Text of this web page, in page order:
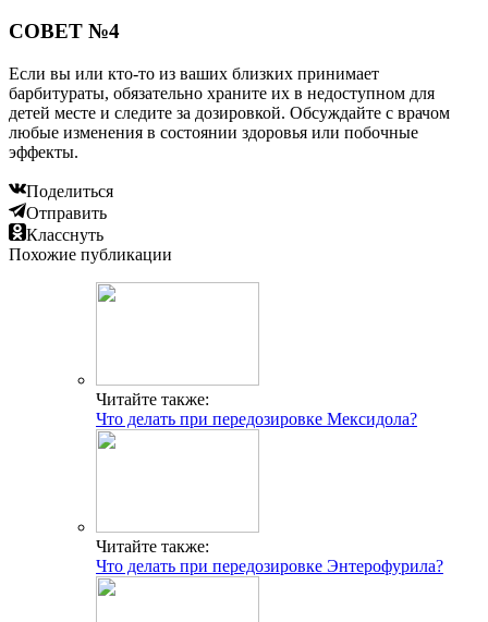
СОВЕТ №4
Если вы или кто-то из ваших близких принимает
барбитураты, обязательно храните их в недоступном для
детей месте и следите за дозировкой. Обсуждайте с врачом
любые изменения в состоянии здоровья или побочные
эффекты.
Поделиться
Отправить
Класснуть
Похожие публикации
Читайте также:
Что делать при передозировке Мексидола?
Читайте также:
Что делать при передозировке Энтерофурила?